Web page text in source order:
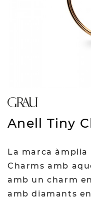
Anell Tiny
La marca àmplia
Charms amb
amb un charm
amb diamants